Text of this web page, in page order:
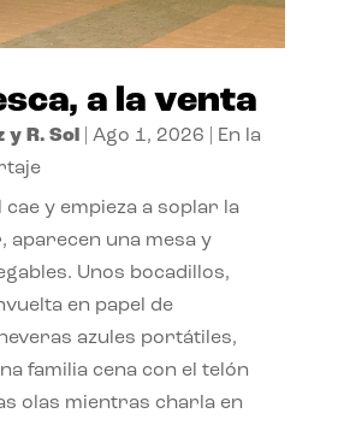
a la venta
y R. Sol| Ago 1, 2026
En la
cae y empieza a soplar la
aparecen una mesa y
Unos bocadillos,
en papel de
azules portátiles,
familia cena con el telón
olas mientras charla en